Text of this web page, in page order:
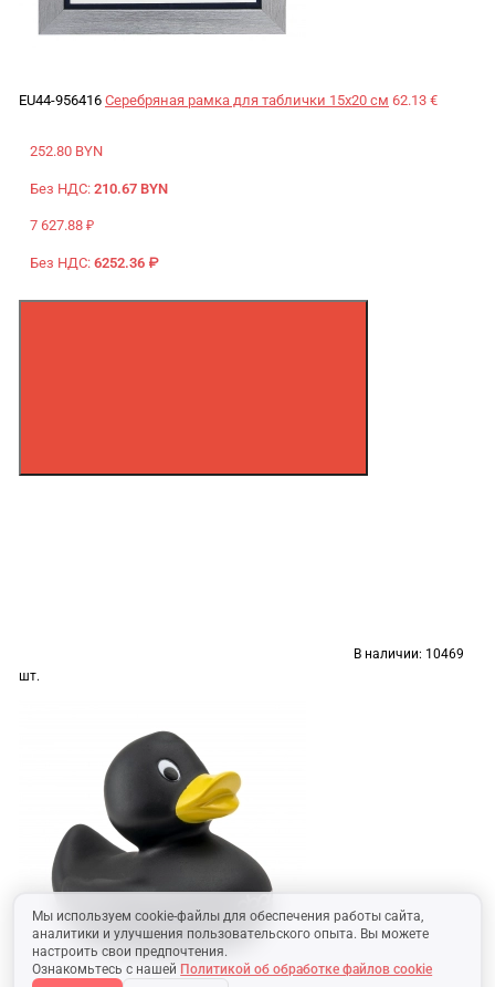
Мы используем cookie-файлы для обеспечения работы сайта,
аналитики и улучшения пользовательского опыта. Вы можете
настроить свои предпочтения.
Ознакомьтесь с нашей Политикой об обработке файлов cookie
EU44-956416 Серебряная рамка для таблички 15x20 см 62.13 €
252.80 BYN
Без НДС: 210.67 BYN
7 627.88 ₽
Без НДС: 6252.36 ₽
В наличии: 10469
шт.